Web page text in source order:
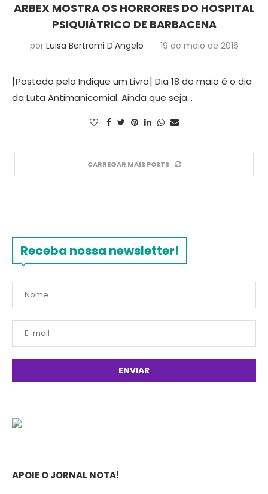
ARBEX MOSTRA OS HORRORES DO HOSPITAL
PSIQUIÁTRICO DE BARBACENA
por Luisa Bertrami D'Angelo 19 de maio de 2016
[Postado pelo Indique um Livro] Dia 18 de maio é o dia
da Luta Antimanicomial. Ainda que seja…
CARREGAR MAIS POSTS
Receba nossa newsletter!
APOIE O JORNAL NOTA!